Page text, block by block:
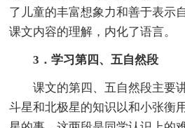
了儿童的丰富想象力和善于表示
课文内容的理解，内化了语言。
3．学习第四、五自然段
课文的第四、五自然段主要
斗星和北极星的知识以和小张衡